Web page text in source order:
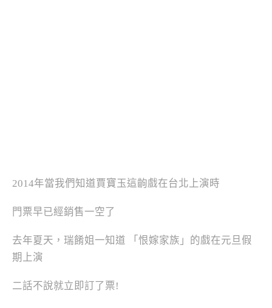
2014年當我們知道賈寶玉這齣戲在台北上演時
門票早已經銷售一空了
去年夏天，瑞餚姐一知道 「恨嫁家族」的戲在元旦假
期上演
二話不說就立即訂了票!